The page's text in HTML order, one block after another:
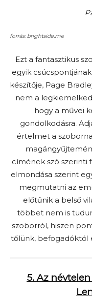
forrás: brightside.me
Ezt a fantasztikus
egyik
készítője, Page
nem a
hogy a művei
gondolkodásra.
értelmet a
címének szó szerinti
elmondása szerint
megmutatni az
előtűnik a belső
többet nem is
szoborról, hiszen
tőlünk, befogadóktól
5. Az